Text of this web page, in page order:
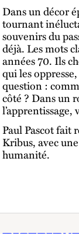
Dans un décor
tournant
souvenirs du
déjà. Les mots
années 70. Ils
qui les
question :
côté ? Dans un
Paul Pascot fait
Kribus, avec
humanité.